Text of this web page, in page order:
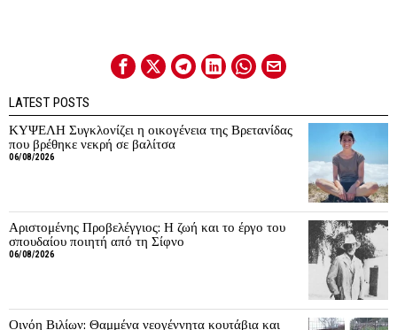
LATEST POSTS
ΚΥΨΕΛΗ Συγκλονίζει η οικογένεια της Βρετανίδας
που βρέθηκε νεκρή σε βαλίτσα
06/08/2026
Αριστομένης Προβελέγγιος: Η ζωή και το έργο του
σπουδαίου ποιητή από τη Σίφνο
06/08/2026
Οινόη Βιλίων: Θαμμένα νεογέννητα κουτάβια και